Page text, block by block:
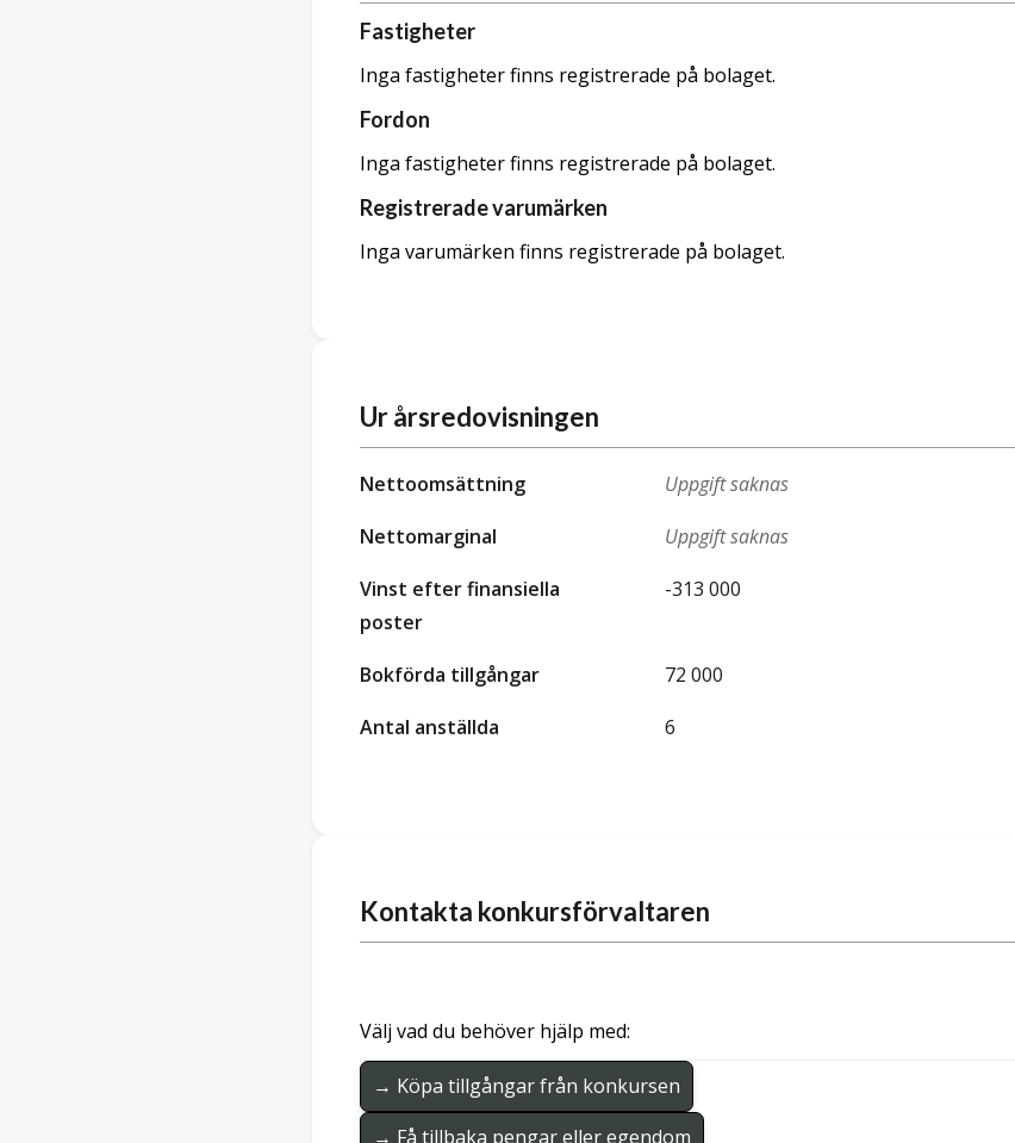
Fastigheter
Inga fastigheter finns registrerade på bolaget.
Fordon
Inga fastigheter finns registrerade på bolaget.
Registrerade varumärken
Inga varumärken finns registrerade på bolaget.
Ur årsredovisningen
Nettoomsättning
Uppgift saknas
Nettomarginal
Uppgift saknas
Vinst efter finansiella
poster
-313 000
Bokförda tillgångar
72 000
Antal anställda
6
Kontakta konkursförvaltaren
Välj vad du behöver hjälp med:
→ Köpa tillgångar från konkursen
→ Få tillbaka pengar eller egendom